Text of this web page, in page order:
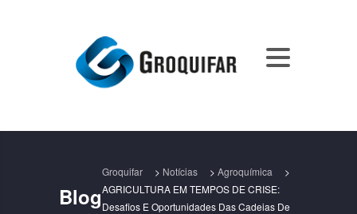
Blog
Groquifar > Notícias > Agroquímica
>
AGRICULTURA EM TEMPOS DE CRISE:
Desafios E Oportunidades Das Cadeias De